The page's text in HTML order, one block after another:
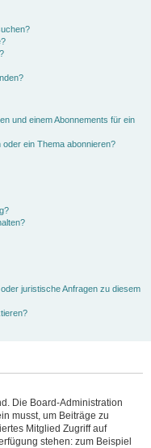
und einem Abonnements für ein
ein Thema abonnieren?
juristische Anfragen zu diesem
Die Board-Administration
musst, um Beiträge zu
Mitglied Zugriff auf
stehen: zum Beispiel